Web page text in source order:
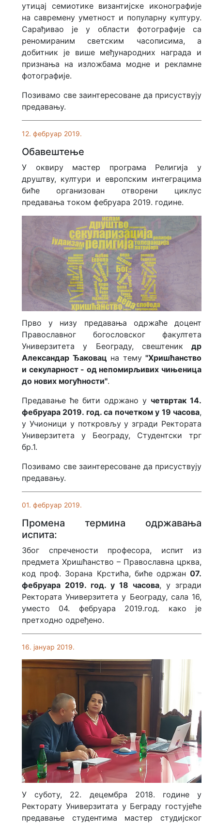
утицај семиотике византијске иконографије
на савремену уметност и популарну културу.
Сарађивао је у области фотографије са
реномираним светским часописима, а
добитник је више међународних награда и
признања на изложбама модне и рекламне
фотографије.
Позивамо све заинтересоване да присуствују
предавању.
12. фебруар 2019.
Обавештење
У оквиру мастер програма Религија у
друштву, култури и европским интеграцима
биће организован отворени циклус
предавања током фебруара 2019. године.
Прво у низу предавања одржаће доцент
Православног богословског факултета
Универзитета у Београду, свештеник др
Александар Ђаковац на тему "Хришћанство
и секуларност - од непомирљивих чињеница
до нових могућности".
Предавање ће бити одржано у четвртак 14.
фебруара 2019. год. са почетком у 19 часова,
у Учионици у поткровљу у згради Ректората
Универзитета у Београду, Студентски трг
бр.1.
Позивамо све заинтересоване да присуствују
предавању.
01. фебруар 2019.
Промена термина одржавања
испита:
Због спречености професора, испит из
предмета Хришћанство – Православна црква,
код проф. Зорана Крстића, биће одржан 07.
фебруара 2019. год. у 18 часова, у згради
Ректората Универзитета у Београду, сала 16,
уместо 04. фебруара 2019.год. како је
претходно одређено.
16. јануар 2019.
У суботу, 22. децембра 2018. године у
Ректорату Универзитата у Беграду гостујеће
предавање студентима мастер студијског